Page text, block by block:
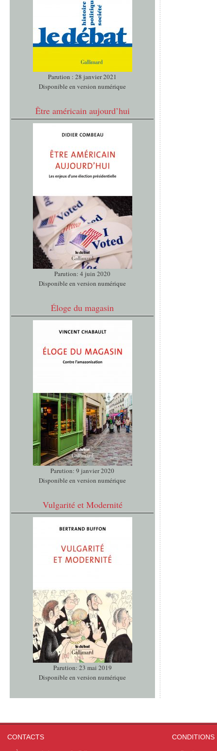
Parution : 28 janvier 2021
Disponible en version numérique
Être américain aujourd’hui
Parution: 4 juin 2020
Disponible en version numérique
Éloge du magasin
Parution: 9 janvier 2020
Disponible en version numérique
Vulgarité et Modernité
Parution: 23 mai 2019
Disponible en version numérique
CONTACTS CONDITIONS